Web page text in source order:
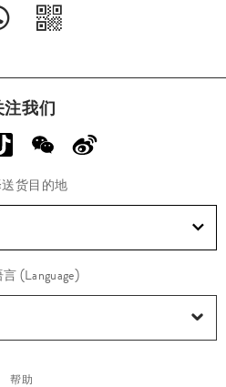
注我们
货目的地
(Language)
帮助